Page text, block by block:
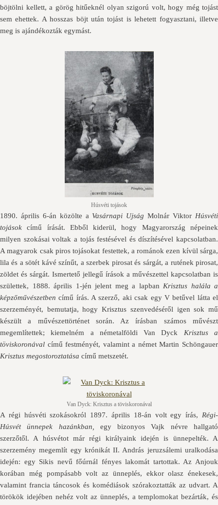
böjtölni kellett, a görög hitűeknél olyan szigorú volt, hogy még tojást
sem ehettek. A hosszas böjt után tojást is lehetett fogyasztani, illetve
meg is ajándékozták egymást.
Húsvéti tojások
1890. április 6-án közölte a Vasárnapi Ujság Molnár Viktor Húsvéti
tojások című írását. Ebből kiderül, hogy Magyarország népeinek
milyen szokásai voltak a tojás festésével és díszítésével kapcsolatban.
A magyarok csak piros tojásokat festettek, a románok ezen kívül sárga,
lila és a sötét kávé színűt, a szerbek pirosat és sárgát, a rutének pirosat,
zöldet és sárgát. Ismertető jellegű írások a művészettel kapcsolatban is
születtek, 1888. április 1-jén jelent meg a lapban Krisztus halála a
képzőművészetben című írás. A szerző, aki csak egy V betűvel látta el
szerzeményét, bemutatja, hogy Krisztus szenvedéséről igen sok mű
készült a művészettörténet során. Az írásban számos művészt
megemlítettek; kiemelném a németalföldi Van Dyck Krisztus a
töviskoronával című festményét, valamint a német Martin Schöngauer
Krisztus megostoroztatása című metszetét.
Van Dyck: Krisztus a töviskoronával
A régi húsvéti szokásokról 1897. április 18-án volt egy írás, Régi-
Húsvét ünnepek hazánkban,
egy bizonyos Vajk névre hallgató
szerzőtől. A húsvétot már régi királyaink idején is ünnepelték. A
szerzemény megemlít egy krónikát II. András jeruzsálemi uralkodása
idején: egy Sikis nevű főúrnál fényes lakomát tartottak. Az Anjouk
korában még pompásabb volt az ünneplés, ekkor olasz énekesek,
valamint francia táncosok és komédiások szórakoztatták az udvart. A
törökök idejében nehéz volt az ünneplés, a templomokat bezárták, és